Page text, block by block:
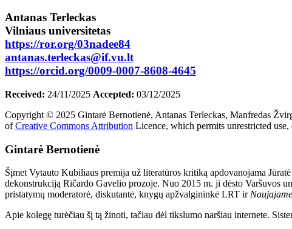
Antanas Terleckas
Vilniaus universitetas
https://ror.org/03nadee84
antanas.terleckas@if.vu.lt
https://orcid.org/0009-0007-8608-4645
Received: 24/11/2025 Accepted: 03/12/2025
Copyright © 2025 Gintarė Bernotienė, Antanas Terleckas, Manfredas
ofCreative Commons Attribution Licence, which permits unrestricted
Gintarė Bernotienė
Šįmet Vytauto Kubiliaus premija už literatūros kritiką apdovanojama
dekonstrukciją Ričardo Gavelio prozoje. Nuo 2015 m. ji dėsto Varšuvos
pristatymų moderatorė, diskutantė, knygų apžvalgininkė LRT ir
Apie kolegę turėčiau šį tą žinoti, tačiau dėl tikslumo naršiau internete.